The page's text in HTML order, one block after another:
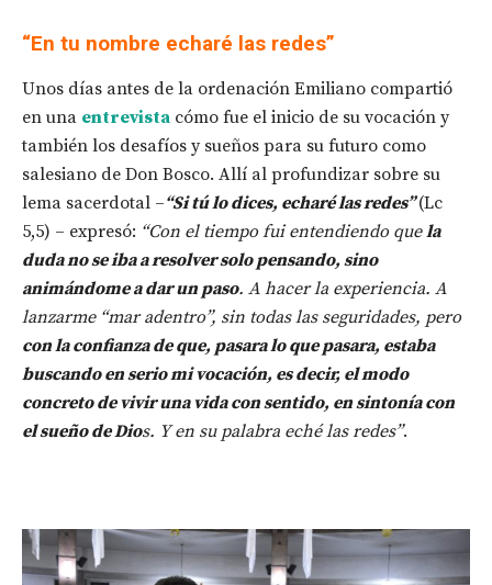
“En tu nombre echaré las redes”
Unos días antes de la ordenación Emiliano compartió
en una entrevista cómo fue el inicio de su vocación y
también los desafíos y sueños para su futuro como
salesiano de Don Bosco. Allí al profundizar sobre su
lema sacerdotal –“Si tú lo dices, echaré las redes”(Lc
5,5) – expresó: “Con el tiempo fui entendiendo quela
duda no se iba a resolver solo pensando, sino
animándome a dar un paso. A hacer la experiencia. A
lanzarme “mar adentro”, sin todas las seguridades, pero
con la confianza de que, pasara lo que pasara, estaba
buscando en serio mi vocación, es decir, el modo
concreto de vivir una vida con sentido, en sintonía con
el sueño de Dios. Y en su palabra eché las redes”.